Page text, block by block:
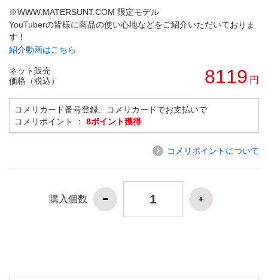
※WWW.MATERSUNT.COM 限定モデル
YouTuberの皆様に商品の使い心地などをご紹介いただいておりま
す！
紹介動画はこちら
ネット販売
価格（税込）
8119 円
コメリカード番号登録、コメリカードでお支払いで
コメリポイント ： 8ポイント獲得
コメリポイントについて
購入個数